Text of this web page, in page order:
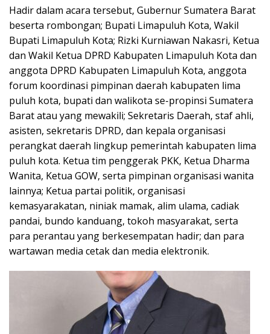
Hadir dalam acara tersebut, Gubernur Sumatera Barat
beserta rombongan; Bupati Limapuluh Kota, Wakil
Bupati Limapuluh Kota; Rizki Kurniawan Nakasri, Ketua
dan Wakil Ketua DPRD Kabupaten Limapuluh Kota dan
anggota DPRD Kabupaten Limapuluh Kota, anggota
forum koordinasi pimpinan daerah kabupaten lima
puluh kota, bupati dan walikota se-propinsi Sumatera
Barat atau yang mewakili; Sekretaris Daerah, staf ahli,
asisten, sekretaris DPRD, dan kepala organisasi
perangkat daerah lingkup pemerintah kabupaten lima
puluh kota. Ketua tim penggerak PKK, Ketua Dharma
Wanita, Ketua GOW, serta pimpinan organisasi wanita
lainnya; Ketua partai politik, organisasi
kemasyarakatan, niniak mamak, alim ulama, cadiak
pandai, bundo kanduang, tokoh masyarakat, serta
para perantau yang berkesempatan hadir; dan para
wartawan media cetak dan media elektronik.